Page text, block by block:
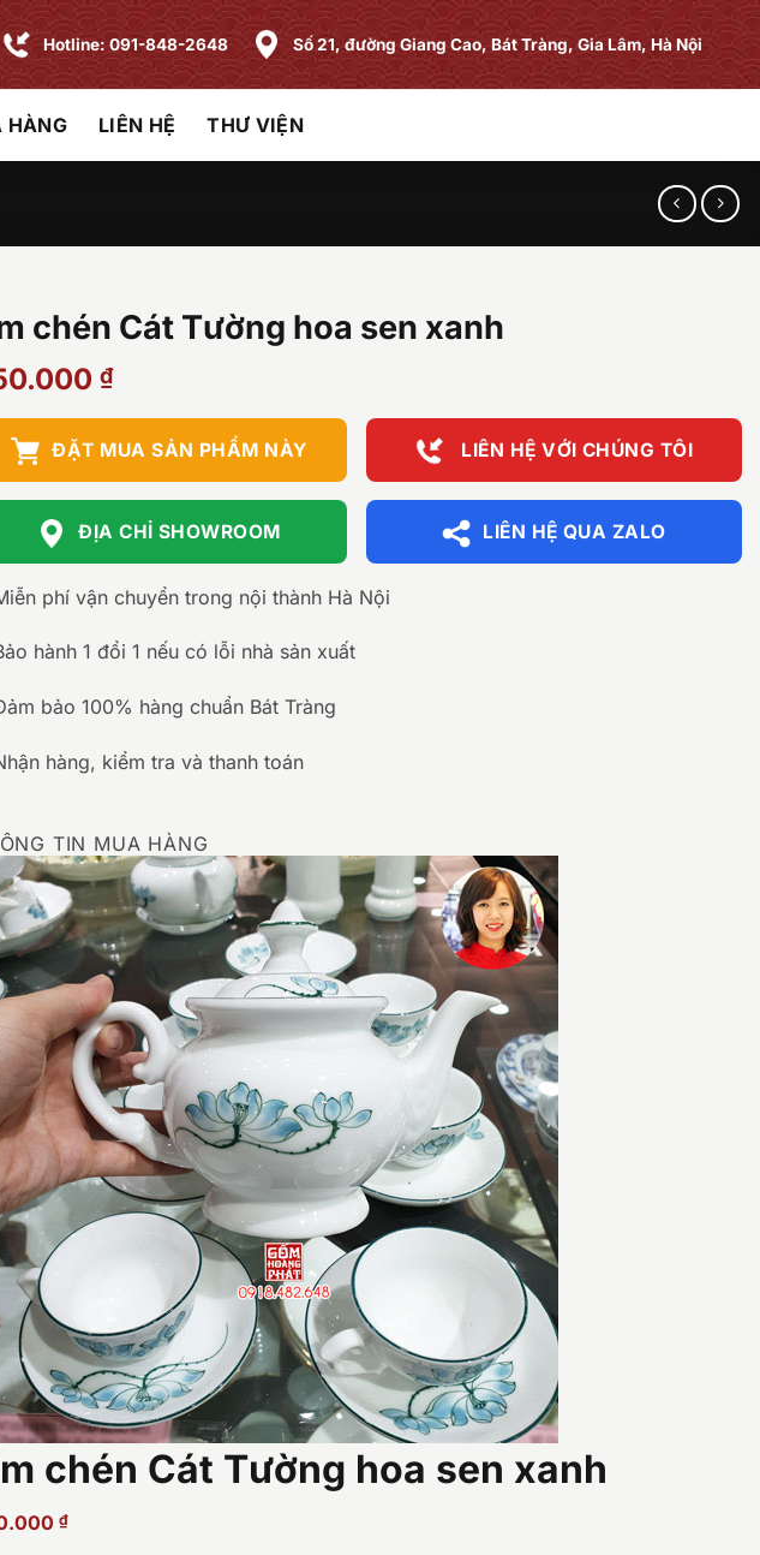
Hotline: 091-848-2648 Số 21, đường Giang Cao, Bát Tràng, Gia Lâm, Hà Nội
HÀNG LIÊN HỆ THƯ VIỆN
chén Cát Tường hoa sen xanh
₫
ĐẶT MUA SẢN PHẨM NÀY LIÊN HỆ VỚI CHÚNG TÔI
ĐỊA CHỈ SHOWROOM LIÊN HỆ QUA ZALO
phí vận chuyển trong nội thành Hà Nội
hành 1 đổi 1 nếu có lỗi nhà sản xuất
bảo 100% hàng chuẩn Bát Tràng
hàng, kiểm tra và thanh toán
TIN MUA HÀNG
chén Cát Tường hoa sen xanh
₫